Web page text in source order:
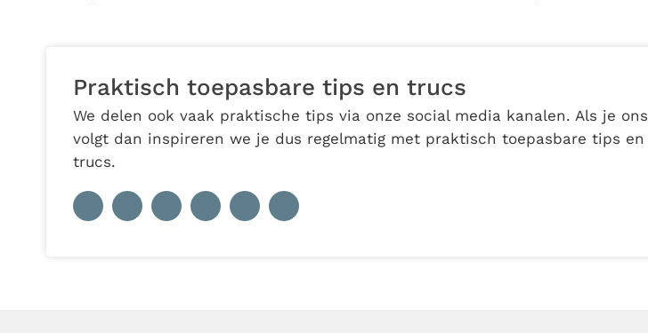
Praktisch toepasbare tips en trucs
We delen ook vaak praktische tips via onze social media kanalen. Als je ons
volgt dan inspireren we je dus regelmatig met praktisch toepasbare tips en
trucs.